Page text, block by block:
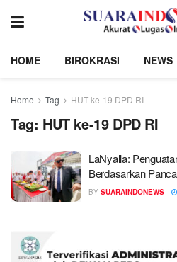
HOME BIROKRASI NEWS
Home Tag HUT ke-19 DPD RI
Tag: HUT ke-19 DPD RI
LaNyalla:
Berdasarkan
BY SUARAINDONEWS